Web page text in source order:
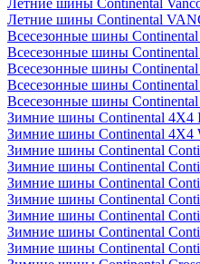
Летние шины Continental
Летние шины Continental
Всесезонные шины
Всесезонные шины
Всесезонные шины
Всесезонные шины Continental
Всесезонные шины Continental
Зимние шины Continental 4X4
Зимние шины Continental 4X4
Зимние шины Continental Conti
Зимние шины Continental Conti
Зимние шины Continental
Зимние шины Continental
Зимние шины Continental
Зимние шины Continental
Зимние шины Continental